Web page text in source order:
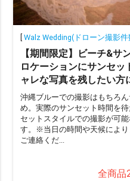
[Walz Wedding(ドローン撮影
【期間限定】ビーチ&サ
ロケーションにサンセ
ャレな写真を残したい方
沖縄ブルーでの撮影はもちろ
め。実際のサンセット時間を
セットスタイルでの撮影が可
す。※当日の時間や天候によ
ご連絡くだ...
全商品